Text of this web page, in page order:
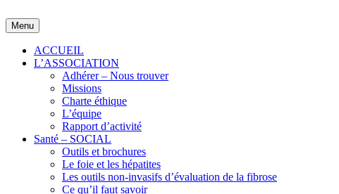
to
content
Menu
ACCUEIL
L’ASSOCIATION
Adhérer – Nous trouver
Missions
Charte éthique
L’équipe
Rapport d’activité
Santé – SOCIAL
Outils et brochures
Le foie et les hépatites
Les outils non-invasifs d’évaluation de la fibrose
Ce qu’il faut savoir